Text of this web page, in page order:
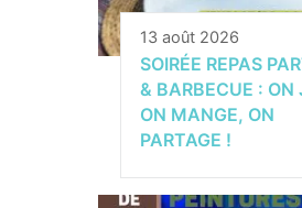
13 août 2026
SOIRÉE REPAS
& BARBECUE : ON
ON MANGE, ON
PARTAGE !